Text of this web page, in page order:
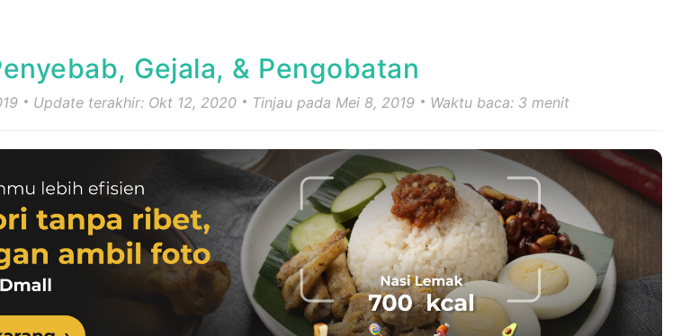
Gejala, & Pengobatan
Update terakhir: Okt 12, 2020 Tinjau pada Mei 8, 2019 Waktu baca: 3 menit